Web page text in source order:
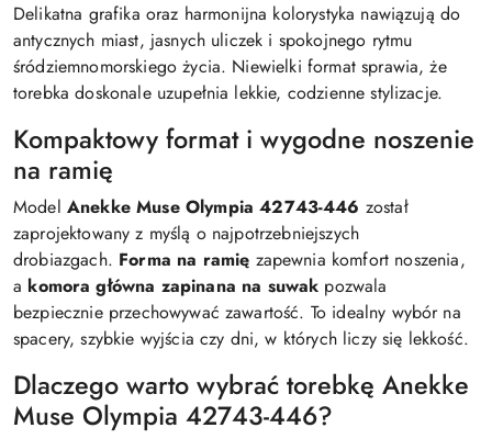
Delikatna grafika oraz harmonijna kolorystyka nawiązują do
antycznych miast, jasnych uliczek i spokojnego rytmu
śródziemnomorskiego życia. Niewielki format sprawia, że
torebka doskonale uzupełnia lekkie, codzienne stylizacje.
Kompaktowy format i wygodne noszenie
na ramię
Model Anekke Muse Olympia 42743-446 został
zaprojektowany z myślą o najpotrzebniejszych
drobiazgach. Forma na ramię zapewnia komfort noszenia,
a komora główna zapinana na suwak pozwala
bezpiecznie przechowywać zawartość. To idealny wybór na
spacery, szybkie wyjścia czy dni, w których liczy się lekkość.
Dlaczego warto wybrać torebkę Anekke
Muse Olympia 42743-446?